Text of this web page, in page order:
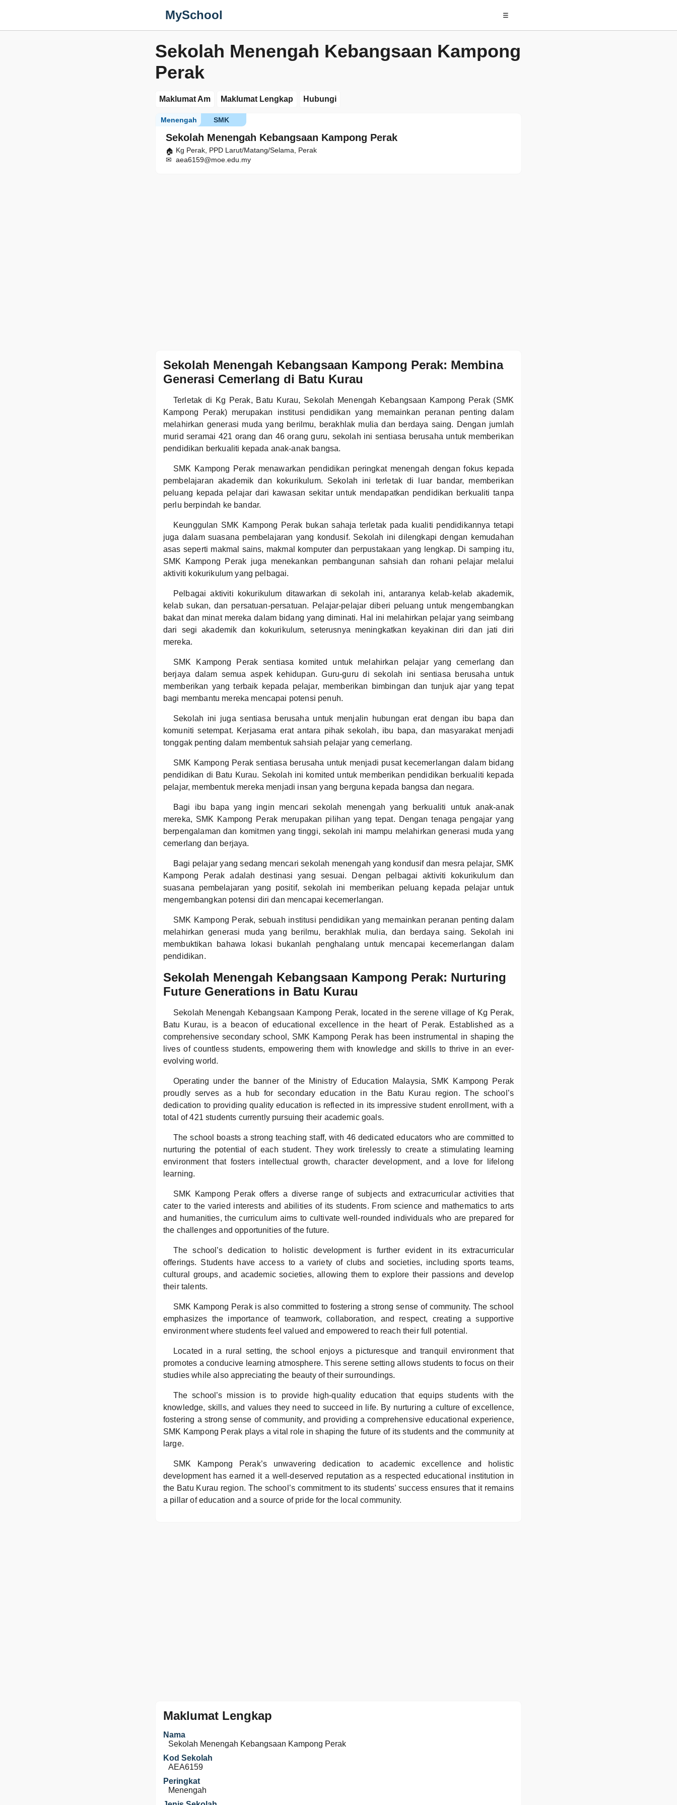
MySchool ☰
Sekolah Menengah Kebangsaan Kampong
Perak
Maklumat Am Maklumat Lengkap Hubungi
Sekolah Menengah Kebangsaan Kampong Perak
SMK
Menengah
Kg Perak, PPD Larut/Matang/Selama, Perak
aea6159@moe.edu.my
Sekolah Menengah Kebangsaan Kampong Perak: Membina
Generasi Cemerlang di Batu Kurau
Terletak di Kg Perak, Batu Kurau, Sekolah Menengah Kebangsaan Kampong Perak (SMK
Kampong Perak) merupakan institusi pendidikan yang memainkan peranan penting dalam
melahirkan generasi muda yang berilmu, berakhlak mulia dan berdaya saing. Dengan jumlah
murid seramai 421 orang dan 46 orang guru, sekolah ini sentiasa berusaha untuk memberikan
pendidikan berkualiti kepada anak-anak bangsa.
SMK Kampong Perak menawarkan pendidikan peringkat menengah dengan fokus kepada
pembelajaran akademik dan kokurikulum. Sekolah ini terletak di luar bandar, memberikan
peluang kepada pelajar dari kawasan sekitar untuk mendapatkan pendidikan berkualiti tanpa
perlu berpindah ke bandar.
Keunggulan SMK Kampong Perak bukan sahaja terletak pada kualiti pendidikannya tetapi
juga dalam suasana pembelajaran yang kondusif. Sekolah ini dilengkapi dengan kemudahan
asas seperti makmal sains, makmal komputer dan perpustakaan yang lengkap. Di samping itu,
SMK Kampong Perak juga menekankan pembangunan sahsiah dan rohani pelajar melalui
aktiviti kokurikulum yang pelbagai.
Pelbagai aktiviti kokurikulum ditawarkan di sekolah ini, antaranya kelab-kelab akademik,
kelab sukan, dan persatuan-persatuan. Pelajar-pelajar diberi peluang untuk mengembangkan
bakat dan minat mereka dalam bidang yang diminati. Hal ini melahirkan pelajar yang seimbang
dari segi akademik dan kokurikulum, seterusnya meningkatkan keyakinan diri dan jati diri
mereka.
SMK Kampong Perak sentiasa komited untuk melahirkan pelajar yang cemerlang dan
berjaya dalam semua aspek kehidupan. Guru-guru di sekolah ini sentiasa berusaha untuk
memberikan yang terbaik kepada pelajar, memberikan bimbingan dan tunjuk ajar yang tepat
bagi membantu mereka mencapai potensi penuh.
Sekolah ini juga sentiasa berusaha untuk menjalin hubungan erat dengan ibu bapa dan
komuniti setempat. Kerjasama erat antara pihak sekolah, ibu bapa, dan masyarakat menjadi
tonggak penting dalam membentuk sahsiah pelajar yang cemerlang.
SMK Kampong Perak sentiasa berusaha untuk menjadi pusat kecemerlangan dalam bidang
pendidikan di Batu Kurau. Sekolah ini komited untuk memberikan pendidikan berkualiti kepada
pelajar, membentuk mereka menjadi insan yang berguna kepada bangsa dan negara.
Bagi ibu bapa yang ingin mencari sekolah menengah yang berkualiti untuk anak-anak
mereka, SMK Kampong Perak merupakan pilihan yang tepat. Dengan tenaga pengajar yang
berpengalaman dan komitmen yang tinggi, sekolah ini mampu melahirkan generasi muda yang
cemerlang dan berjaya.
Bagi pelajar yang sedang mencari sekolah menengah yang kondusif dan mesra pelajar, SMK
Kampong Perak adalah destinasi yang sesuai. Dengan pelbagai aktiviti kokurikulum dan
suasana pembelajaran yang positif, sekolah ini memberikan peluang kepada pelajar untuk
mengembangkan potensi diri dan mencapai kecemerlangan.
SMK Kampong Perak, sebuah institusi pendidikan yang memainkan peranan penting dalam
melahirkan generasi muda yang berilmu, berakhlak mulia, dan berdaya saing. Sekolah ini
membuktikan bahawa lokasi bukanlah penghalang untuk mencapai kecemerlangan dalam
pendidikan.
Sekolah Menengah Kebangsaan Kampong Perak: Nurturing
Future Generations in Batu Kurau
Sekolah Menengah Kebangsaan Kampong Perak, located in the serene village of Kg Perak,
Batu Kurau, is a beacon of educational excellence in the heart of Perak. Established as a
comprehensive secondary school, SMK Kampong Perak has been instrumental in shaping the
lives of countless students, empowering them with knowledge and skills to thrive in an ever-
evolving world.
Operating under the banner of the Ministry of Education Malaysia, SMK Kampong Perak
proudly serves as a hub for secondary education in the Batu Kurau region. The school’s
dedication to providing quality education is reflected in its impressive student enrollment, with a
total of 421 students currently pursuing their academic goals.
The school boasts a strong teaching staff, with 46 dedicated educators who are committed to
nurturing the potential of each student. They work tirelessly to create a stimulating learning
environment that fosters intellectual growth, character development, and a love for lifelong
learning.
SMK Kampong Perak offers a diverse range of subjects and extracurricular activities that
cater to the varied interests and abilities of its students. From science and mathematics to arts
and humanities, the curriculum aims to cultivate well-rounded individuals who are prepared for
the challenges and opportunities of the future.
The school’s dedication to holistic development is further evident in its extracurricular
offerings. Students have access to a variety of clubs and societies, including sports teams,
cultural groups, and academic societies, allowing them to explore their passions and develop
their talents.
SMK Kampong Perak is also committed to fostering a strong sense of community. The school
emphasizes the importance of teamwork, collaboration, and respect, creating a supportive
environment where students feel valued and empowered to reach their full potential.
Located in a rural setting, the school enjoys a picturesque and tranquil environment that
promotes a conducive learning atmosphere. This serene setting allows students to focus on their
studies while also appreciating the beauty of their surroundings.
The school’s mission is to provide high-quality education that equips students with the
knowledge, skills, and values they need to succeed in life. By nurturing a culture of excellence,
fostering a strong sense of community, and providing a comprehensive educational experience,
SMK Kampong Perak plays a vital role in shaping the future of its students and the community at
large.
SMK Kampong Perak’s unwavering dedication to academic excellence and holistic
development has earned it a well-deserved reputation as a respected educational institution in
the Batu Kurau region. The school’s commitment to its students’ success ensures that it remains
a pillar of education and a source of pride for the local community.
Maklumat Lengkap
Nama
Sekolah Menengah Kebangsaan Kampong Perak
Kod Sekolah
AEA6159
Peringkat
Menengah